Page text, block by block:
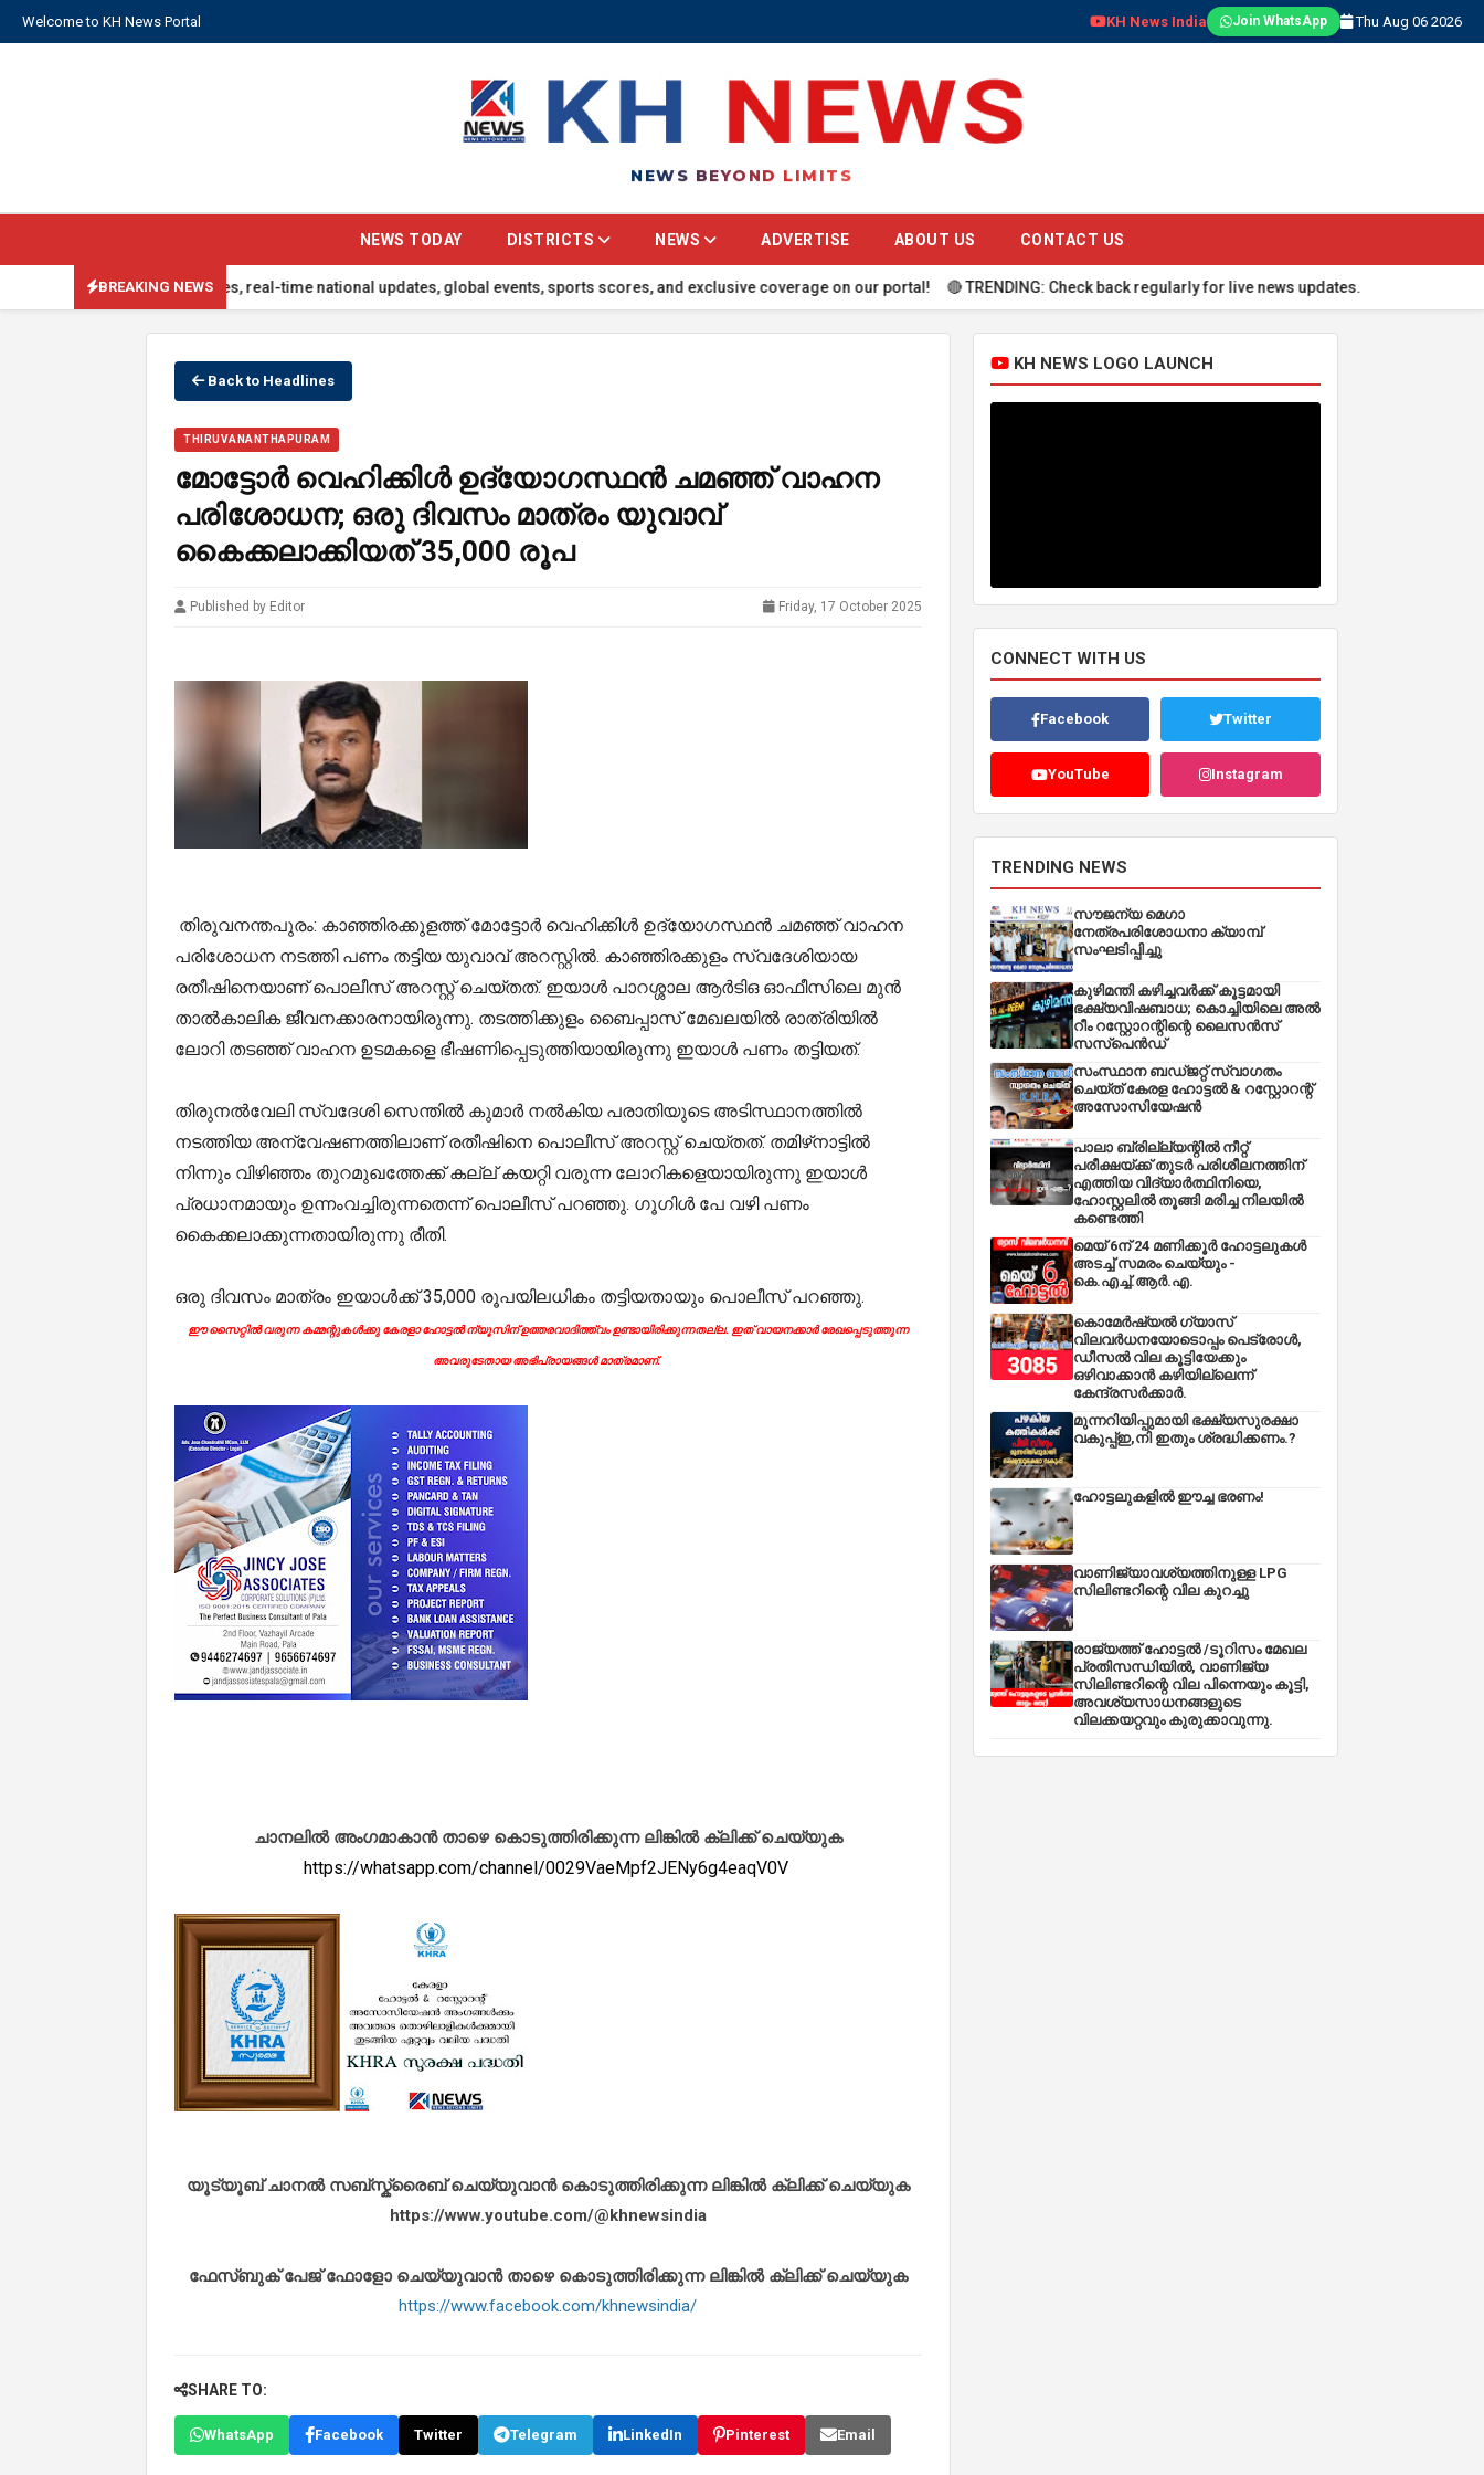
Welcome to KH News Portal KH News India Join WhatsApp Thu Aug 06 2026
NEWS BEYOND LIMITS
NEWS TODAY DISTRICTS NEWS ADVERTISE ABOUT US CONTACT US
BREAKING NEWS
with the latest headlines, real-time national updates, global events, sports scores, and exclusive coverage on our portal! 🔴 TRENDING: Check back regularly for live news updates.
Back to Headlines
THIRUVANANTHAPURAM
മോട്ടോർ വെഹിക്കിൾ ഉദ്യോഗസ്ഥൻ ചമഞ്ഞ് വാഹന
പരിശോധന; ഒരു ദിവസം മാത്രം യുവാവ്
കൈക്കലാക്കിയത് 35,000 രൂപ
Published by Editor Friday, 17 October 2025
തിരുവനന്തപുരം: കാഞ്ഞിരക്കുളത്ത് മോട്ടോര്‍ വെഹിക്കിള്‍ ഉദ്യോഗസ്ഥന്‍ ചമഞ്ഞ് വാഹന
പരിശോധന നടത്തി പണം തട്ടിയ യുവാവ് അറസ്റ്റില്‍. കാഞ്ഞിരക്കുളം സ്വദേശിയായ
രതീഷിനെയാണ് പൊലീസ് അറസ്റ്റ് ചെയ്തത്. ഇയാള്‍ പാറശ്ശാല ആര്‍ടിഒ ഓഫീസിലെ മുൻ
താല്‍കാലിക ജീവനക്കാരനായിരുന്നു. തടത്തിക്കുളം ബൈപ്പാസ് മേഖലയില്‍ രാത്രിയില്‍
ലോറി തടഞ്ഞ് വാഹന ഉടമകളെ ഭീഷണിപ്പെടുത്തിയായിരുന്നു ഇയാൾ പണം തട്ടിയത്.
തിരുനല്‍വേലി സ്വദേശി സെന്തില്‍ കുമാര്‍ നല്‍കിയ പരാതിയുടെ അടിസ്ഥാനത്തില്‍
നടത്തിയ അന്വേഷണത്തിലാണ് രതീഷിനെ പൊലീസ് അറസ്റ്റ് ചെയ്തത്. തമിഴ്‌നാട്ടില്‍
നിന്നും വിഴിഞ്ഞം തുറമുഖത്തേക്ക് കല്ല് കയറ്റി വരുന്ന ലോറികളെയായിരുന്നു ഇയാള്‍
പ്രധാനമായും ഉന്നംവച്ചിരുന്നതെന്ന് പൊലീസ് പറഞ്ഞു. ഗൂഗിൾ പേ വഴി പണം
കൈക്കലാക്കുന്നതായിരുന്നു രീതി.
ഒരു ദിവസം മാത്രം ഇയാള്‍ക്ക് 35,000 രൂപയിലധികം തട്ടിയതായും പൊലീസ് പറഞ്ഞു.
ഈ സൈറ്റിൽ വരുന്ന കമ്മന്റുകൾക്കു കേരളാ ഹോട്ടൽ ന്യൂസിന് ഉത്തരവാദിത്ത്വം ഉണ്ടായിരിക്കുന്നതല്ല. ഇത് വായനക്കാർ രേഖപ്പെടുത്തുന്ന
അവരുടേതായ അഭിപ്രായങ്ങൾ മാത്രമാണ്.
ചാനലിൽ അംഗമാകാൻ താഴെ കൊടുത്തിരിക്കുന്ന ലിങ്കിൽ ക്ലിക്ക് ചെയ്യുക
https://whatsapp.com/channel/0029VaeMpf2JENy6g4eaqV0V
യൂട്യൂബ് ചാനൽ സബ്സ്ക്രൈബ് ചെയ്യുവാൻ കൊടുത്തിരിക്കുന്ന ലിങ്കിൽ ക്ലിക്ക് ചെയ്യുക
https://www.youtube.com/@khnewsindia
ഫേസ്ബുക് പേജ് ഫോളോ ചെയ്യുവാൻ താഴെ കൊടുത്തിരിക്കുന്ന ലിങ്കിൽ ക്ലിക്ക് ചെയ്യുക
https://www.facebook.com/khnewsindia/
SHARE TO:
WhatsApp Facebook Twitter Telegram LinkedIn Pinterest Email
KH NEWS LOGO LAUNCH
CONNECT WITH US
Facebook Twitter
YouTube Instagram
TRENDING NEWS
സൗജന്യ മെഗാ
നേത്രപരിശോധനാ ക്യാമ്പ്
സംഘടിപ്പിച്ചു
കുഴിമന്തി കഴിച്ചവർക്ക് കൂട്ടമായി
ഭക്ഷ്യവിഷബാധ; കൊച്ചിയിലെ അൽ
റീം റസ്റ്റോറന്റിന്റെ ലൈസൻസ്
സസ്പെൻഡ്
സംസ്ഥാന ബഡ്‌ജറ്റ് സ്വാഗതം
ചെയ്ത് കേരള ഹോട്ടൽ & റസ്റ്റോറന്റ്
അസോസിയേഷൻ
പാലാ ബ്രില്ല്യന്റിൽ നീറ്റ്
പരീക്ഷയ്ക്ക് തുടർ പരിശീലനത്തിന്
എത്തിയ വിദ്യാർത്ഥിനിയെ,
ഹോസ്റ്റലിൽ തൂങ്ങി മരിച്ച നിലയിൽ
കണ്ടെത്തി
മെയ് 6ന് 24 മണിക്കൂർ ഹോട്ടലുകൾ
അടച്ച് സമരം ചെയ്യും -
കെ.എച്ച്.ആർ.എ.
കൊമേർഷ്യൽ ഗ്യാസ്
വിലവർധനയോടൊപ്പം പെട്രോൾ,
ഡീസല്‍ വില കൂട്ടിയേക്കും
ഒഴിവാക്കാന്‍ കഴിയില്ലെന്ന്
കേന്ദ്രസര്‍ക്കാര്‍.
മുന്നറിയിപ്പുമായി ഭക്ഷ്യസുരക്ഷാ
വകുപ്പ്ഇ,നി ഇതും ശ്രദ്ധിക്കണം.?
ഹോട്ടലുകളിൽ ഈച്ച ഭരണം!
വാണിജ്യാവശ്യത്തിനുള്ള LPG
സിലിണ്ടറിന്റെ വില കുറച്ചു
രാജ്യത്ത് ഹോട്ടൽ /ടൂറിസം മേഖല
പ്രതിസന്ധിയിൽ, വാണിജ്യ
സിലിണ്ടറിന്റെ വില പിന്നെയും കൂട്ടി,
അവശ്യസാധനങ്ങളുടെ
വിലക്കയറ്റവും കുരുക്കാവുന്നു.